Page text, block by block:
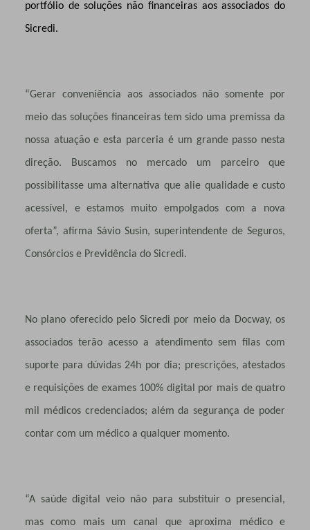
portfólio de soluções não financeiras aos associados do
Sicredi.
“Gerar conveniência aos associados não somente por
meio das soluções financeiras tem sido uma premissa da
nossa atuação e esta parceria é um grande passo nesta
direção. Buscamos no mercado um parceiro que
possibilitasse uma alternativa que alie qualidade e custo
acessível, e estamos muito empolgados com a nova
oferta”, afirma Sávio Susin, superintendente de Seguros,
Consórcios e Previdência do Sicredi.
No plano oferecido pelo Sicredi por meio da Docway, os
associados terão acesso a atendimento sem filas com
suporte para dúvidas 24h por dia; prescrições, atestados
e requisições de exames 100% digital por mais de quatro
mil médicos credenciados; além da segurança de poder
contar com um médico a qualquer momento.
“A saúde digital veio não para substituir o presencial,
mas como mais um canal que aproxima médico e